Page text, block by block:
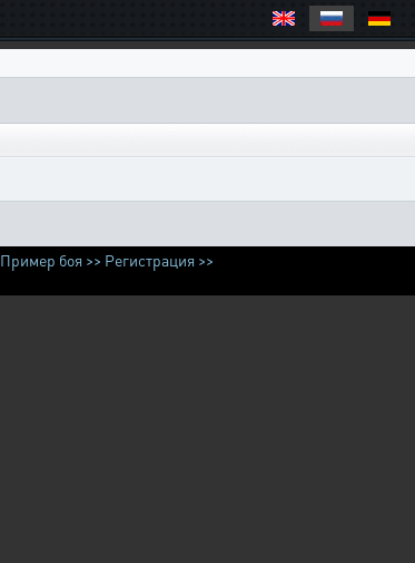
Пример боя >> Регистрация >>